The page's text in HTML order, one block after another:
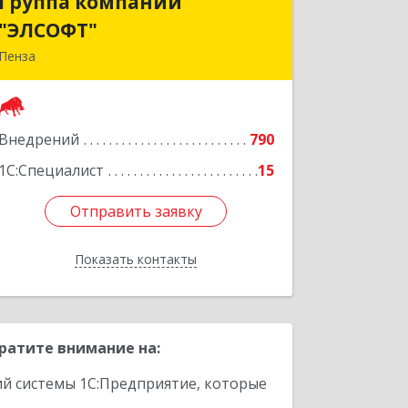
790
15
Отправить заявку
Показать контакты
Подробнее
Отправить заявку
Назад
внимание на:
системы 1С:Предприятие, которые